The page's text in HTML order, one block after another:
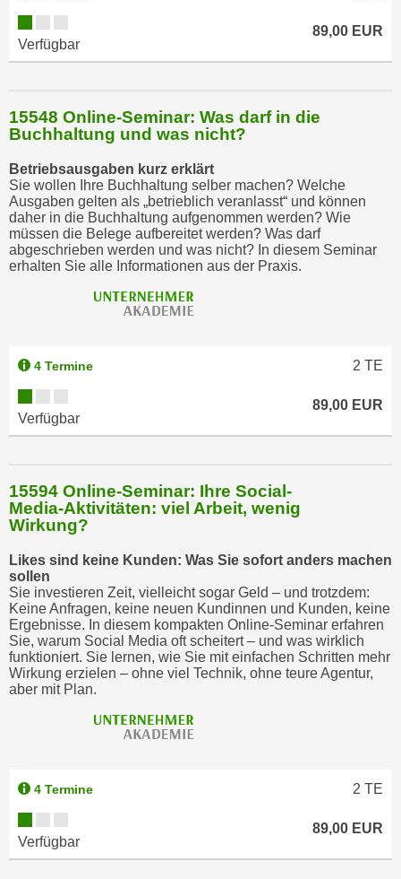
Verfügbar
89,00 EUR
15548 Online-Seminar: Was darf in die
Buchhaltung und was nicht?
Betriebsausgaben kurz erklärt
Sie wollen Ihre Buchhaltung selber machen? Welche
Ausgaben gelten als „betrieblich veranlasst“ und können
daher in die Buchhaltung aufgenommen werden? Wie
müssen die Belege aufbereitet werden? Was darf
abgeschrieben werden und was nicht? In diesem Seminar
erhalten Sie alle Informationen aus der Praxis.
4 Termine 2 TE
Verfügbar
89,00 EUR
15594 Online-Seminar: Ihre Social-
Media-Aktivitäten: viel Arbeit, wenig
Wirkung?
Likes sind keine Kunden: Was Sie sofort anders machen
sollen
Sie investieren Zeit, vielleicht sogar Geld – und trotzdem:
Keine Anfragen, keine neuen Kundinnen und Kunden, keine
Ergebnisse. In diesem kompakten Online-Seminar erfahren
Sie, warum Social Media oft scheitert – und was wirklich
funktioniert. Sie lernen, wie Sie mit einfachen Schritten mehr
Wirkung erzielen – ohne viel Technik, ohne teure Agentur,
aber mit Plan.
4 Termine 2 TE
Verfügbar
89,00 EUR